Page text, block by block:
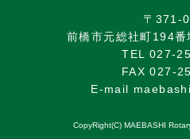
〒371-
前橋市元総社町194
TEL 027-
FAX 027-
E-mail
CopyRight(C) MAEBASHI